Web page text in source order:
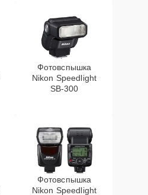
Фотовспышка
Nikon Speedlight
SB-300
Фотовспышка
Nikon Speedlight